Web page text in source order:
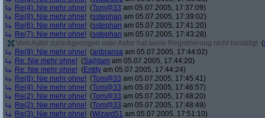
Re(4): Nie mehr ohne! (Tom@33 am 05.07.2005, 17:37:09)
Re(8): Nie mehr ohne! (sstephan am 05.07.2005, 17:39:02)
Re(6): Nie mehr ohne! (sstephan am 05.07.2005, 17:41:20)
Re(7): Nie mehr ohne! (sstephan am 05.07.2005, 17:43:28)
Vom Autor zurückgezogen oder Autor hat seine Registrierung nicht bestätigt (
Re(9): Nie mehr ohne! (anbransa am 05.07.2005, 17:44:02)
Re: Nie mehr ohne! (Sajhtam am 05.07.2005, 17:44:20)
Re: Nie mehr ohne! (Entity am 05.07.2005, 17:44:24)
Re(8): Nie mehr ohne! (Tom@33 am 05.07.2005, 17:45:41)
Re(4): Nie mehr ohne! (Tom@33 am 05.07.2005, 17:46:57)
Re(2): Nie mehr ohne! (Tom@33 am 05.07.2005, 17:48:20)
Re(2): Nie mehr ohne! (Tom@33 am 05.07.2005, 17:48:49)
Re(3): Nie mehr ohne! (Wizard51 am 05.07.2005, 17:51:10)